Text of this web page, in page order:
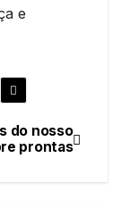
e
do nosso
prontas